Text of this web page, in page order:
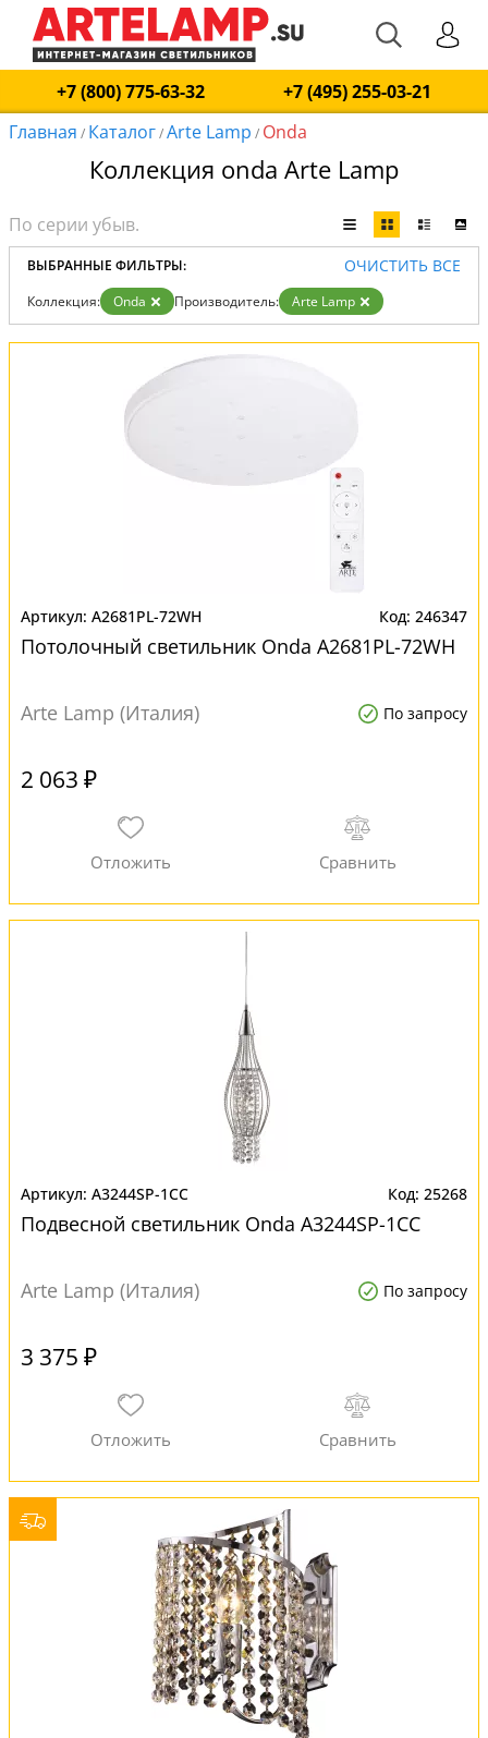
+7 (800) 775-63-32
+7 (495) 255-03-21
Главная / Каталог/Arte Lamp / Onda
Коллекция onda Arte Lamp
ВЫБРАННЫЕ ФИЛЬТРЫ: ОЧИСТИТЬ ВСЕ
Коллекция: Onda Производитель: Arte Lamp
A2681PL-72WH 246347
Потолочный светильник Onda A2681PL-72WH
Arte Lamp (Италия) По запросу
2 063 ₽
A3244SP-1CC 25268
Подвесной светильник Onda A3244SP-1CC
Arte Lamp (Италия) По запросу
3 375 ₽